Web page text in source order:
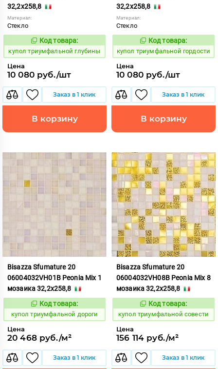
32,2x258,8
Материал:
Стекло
856767
Код товара:
купол триумфальной глубины
Цена
10 080 руб./шт
Заказ в 1 клик
В корзину
32,2x258,8
Материал:
Стекло
856768
Код товара:
купол триумфальной гордости
Цена
10 080 руб./шт
Заказ в 1 клик
В корзину
Bisazza Sfumature 20
06004032VH01B Peonia Mix 1
мозаика 32,2x258,8
856772
Код товара:
купол триумфальной дороги
Цена
20 468 руб./м²
Заказ в 1 клик
Bisazza Sfumature 20
06004032VH08B Peonia Mix 8
мозаика 32,2x258,8
856773
Код товара:
купол триумфальной совести
Цена
156 114 руб./м²
Заказ в 1 клик